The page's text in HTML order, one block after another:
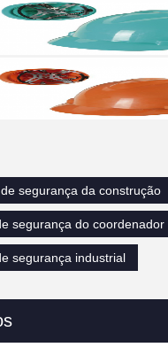
segurança da construção
segurança do coordenador
segurança industrial